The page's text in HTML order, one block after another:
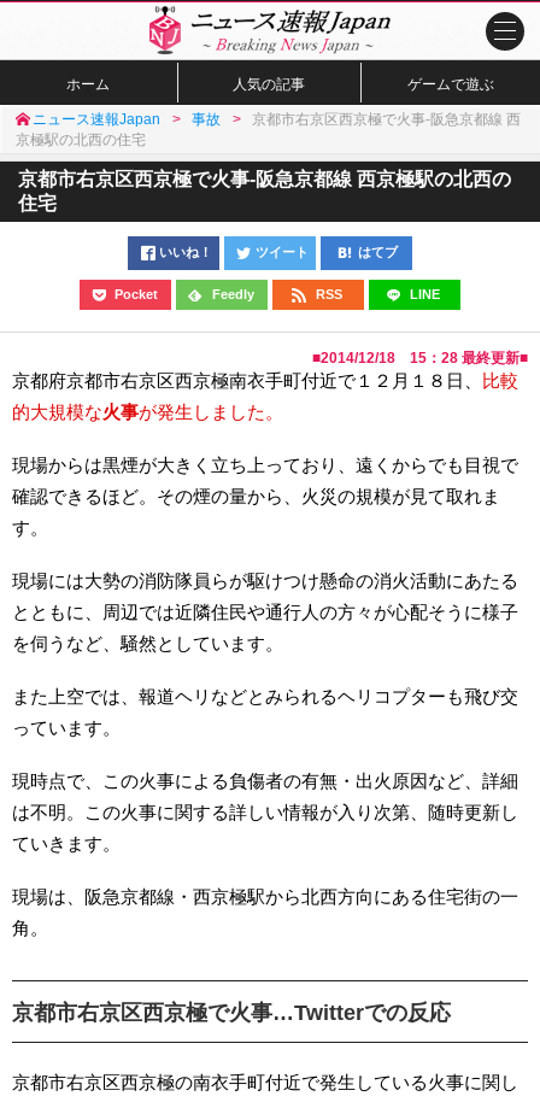
ホーム 人気の記事 ゲームで遊ぶ
ニュース速報Japan 事故
京都市右京区西京極で火事-阪急京都線 西
京極駅の北西の住宅
京都市右京区西京極で火事-阪急京都線 西京極駅の北西の
住宅
いいね！ ツイート はてブ
Pocket Feedly RSS LINE
■2014/12/18 15：28 最終更新■
京都府京都市右京区西京極南衣手町付近で１２月１８日、
比較
的大規模な火事が発生しました。
現場からは黒煙が大きく立ち上っており、遠くからでも目視で
確認できるほど。その煙の量から、火災の規模が見て取れま
す。
現場には大勢の消防隊員らが駆けつけ懸命の消火活動にあたる
とともに、周辺では近隣住民や通行人の方々が心配そうに様子
を伺うなど、騒然としています。
また上空では、報道ヘリなどとみられるヘリコプターも飛び交
っています。
現時点で、この火事による負傷者の有無・出火原因など、詳細
は不明。この火事に関する詳しい情報が入り次第、随時更新し
ていきます。
現場は、阪急京都線・西京極駅から北西方向にある住宅街の一
角。
京都市右京区西京極で火事…Twitterでの反応
京都市右京区西京極の南衣手町付近で発生している火事に関し